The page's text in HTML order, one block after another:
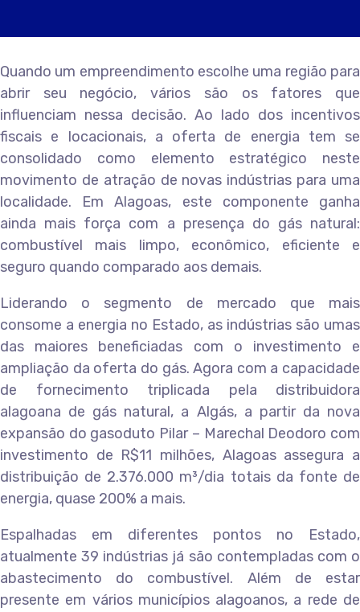
Quando um empreendimento escolhe uma região para
abrir seu negócio, vários são os fatores que
influenciam nessa decisão. Ao lado dos incentivos
fiscais e locacionais, a oferta de energia tem se
consolidado como elemento estratégico neste
movimento de atração de novas indústrias para uma
localidade. Em Alagoas, este componente ganha
ainda mais força com a presença do gás natural:
combustível mais limpo, econômico, eficiente e
seguro quando comparado aos demais.
Liderando o segmento de mercado que mais
consome a energia no Estado, as indústrias são umas
das maiores beneficiadas com o investimento e
ampliação da oferta do gás. Agora com a capacidade
de fornecimento triplicada pela distribuidora
alagoana de gás natural, a Algás, a partir da nova
expansão do gasoduto Pilar – Marechal Deodoro com
investimento de R$11 milhões, Alagoas assegura a
distribuição de 2.376.000 m³/dia totais da fonte de
energia, quase 200% a mais.
Espalhadas em diferentes pontos no Estado,
atualmente 39 indústrias já são contempladas com o
abastecimento do combustível. Além de estar
presente em vários municípios alagoanos, a rede de